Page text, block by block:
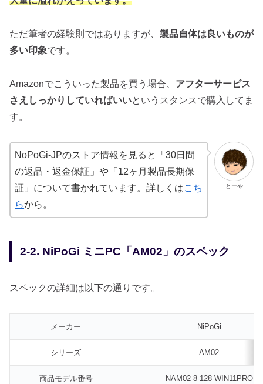
ただ筆者の経験則ではありますが、 製品自体は良いものが
多い印象です。
Amazonでこういった製品を買う場合、 アフターサービス
さえしっかりしていればいいというスタンスで購入してま
す。
とーや
NoPoGi-JPのストア情報を見ると「30日間
の返品・返金保証」や「12ヶ月製品長期保
証」について書かれています。詳しくはこち
らから。
2-2. NiPoGi ミニPC「AM02」のスペック
スペックの詳細は以下の通りです。
メーカー ‎NiPoGi
シリーズ AM02
商品モデル番号 NAM02-8-128-WIN11PRO